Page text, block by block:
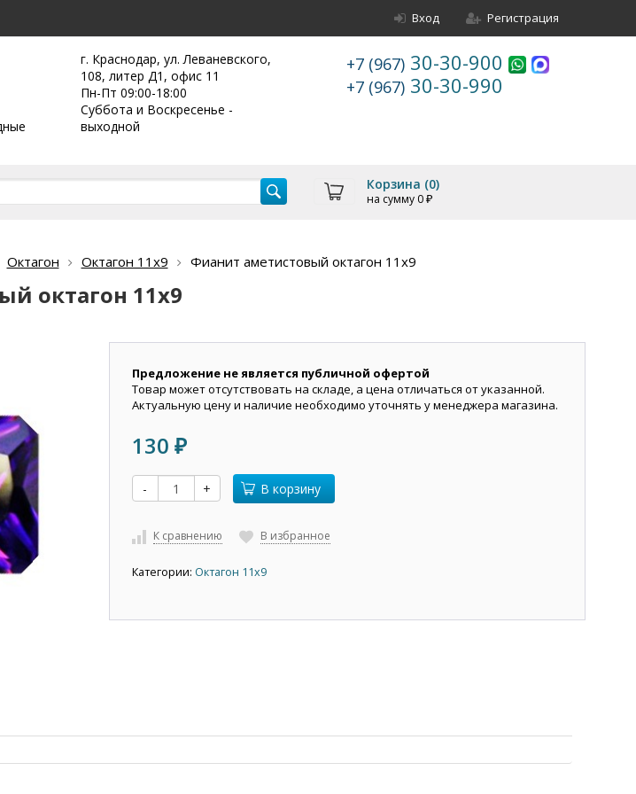
Вход Регистрация
г. Краснодар, ул. Леваневского,
108, литер Д1, офис 11
Пн-Пт 09:00-18:00
Суббота и Воскресенье -
выходной
+7 (967) 30-30-900
+7 (967) 30-30-990
Корзина (0)
на сумму 0 ₽
Октагон Октагон 11х9 Фианит аметистовый октагон 11х9
октагон 11х9
Предложение не является публичной офертой
Товар может отсутствовать на складе, а цена отличаться от указанной.
Актуальную цену и наличие необходимо уточнять у менеджера магазина.
130 ₽
- + В корзину
К сравнению В избранное
Категории: Октагон 11х9